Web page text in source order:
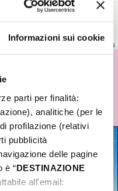
Informazioni sui cookie
parti per finalità:
analitiche (per le
profilazione (relativi
pubblicità
delle pagine
è “DESTINAZIONE
all'email:
|© OpenStreetMap contributors